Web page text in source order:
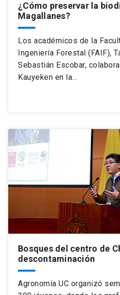
Académicos
Alumni launch
Padres y familia
Admisión launch
Mi Cuenta UC
Correo UC launch
Mi Portal UC launch
¿Cómo preservar la
Magallanes?
Los académicos de la
Ingeniería Forestal (FAIF),
Sebastián Escobar,
Kauyeken en la…
Bosques del centro de
descontaminación
Agronomía UC organizó